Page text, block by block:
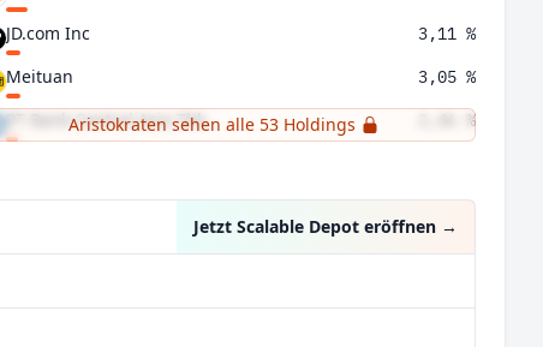
JD.com Inc 3,11 %
Meituan 3,05 %
PT Bank Central Asia Tbk 2,46 %
Aristokraten sehen alle 53 Holdings
Jetzt Scalable Depot eröffnen →